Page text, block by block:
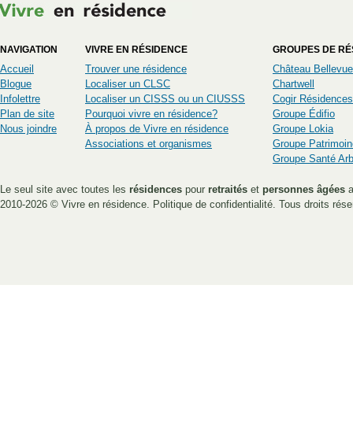
NAVIGATION
Accueil
Blogue
Infolettre
Plan de site
Nous joindre
VIVRE EN RÉSIDENCE
Trouver une résidence
Localiser un CLSC
Localiser un CISSS ou un CIUSSS
Pourquoi vivre en résidence?
À propos de Vivre en résidence
Associations et organismes
GROUPES DE
Château Bellevue
Chartwell
Cogir Résidences
Groupe Édifio
Groupe Lokia
Groupe
Groupe Santé
Le seul site avec toutes les résidences pour retraités et personnes âgées
2010-2026 © Vivre en résidence Politique de confidentialité . Tous droits